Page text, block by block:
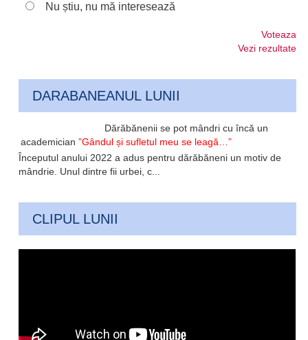
Nu știu, nu mă interesează
Voteaza
Vezi rezultate
DARABANEANUL LUNII
Dărăbănenii se pot mândri cu încă un
academician”Gândul și sufletul meu se leagă…”
Începutul anului 2022 a adus pentru dărăbăneni un motiv de
mândrie. Unul dintre fii urbei, c...
CLIPUL LUNII